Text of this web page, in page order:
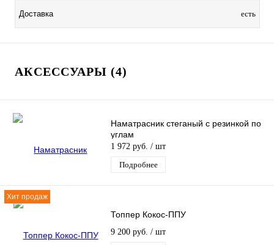
Доставка есть
АКСЕССУАРЫ (4)
Наматрасник стеганый с резинкой по
углам
1 972 руб. / шт
Подробнее
Хит продаж
Топпер Кокос-ППУ
9 200 руб. / шт